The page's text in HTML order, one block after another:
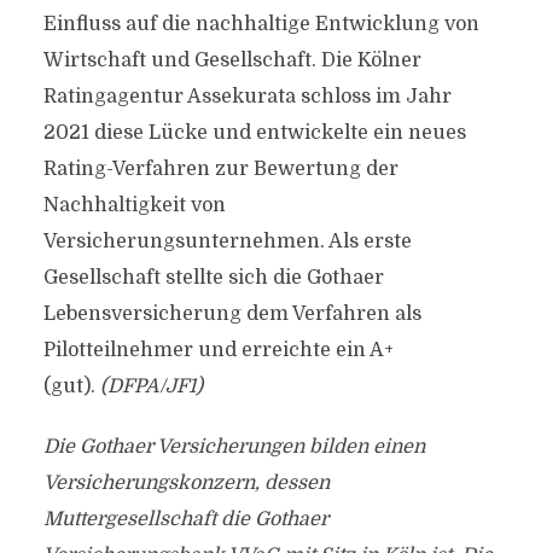
Einfluss auf die nachhaltige Entwicklung von
Wirtschaft und Gesellschaft. Die Kölner
Ratingagentur Assekurata schloss im Jahr
2021 diese Lücke und entwickelte ein neues
Rating-Verfahren zur Bewertung der
Nachhaltigkeit von
Versicherungsunternehmen. Als erste
Gesellschaft stellte sich die Gothaer
Lebensversicherung dem Verfahren als
Pilotteilnehmer und erreichte ein A+
(gut). (DFPA/JF1)
Die Gothaer Versicherungen bilden einen
Versicherungskonzern, dessen
Muttergesellschaft die Gothaer